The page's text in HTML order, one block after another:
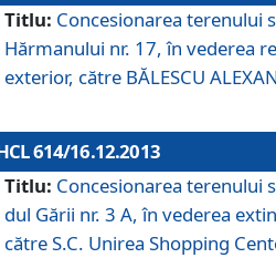
Titlu: Concesionarea terenului
Hărmanului nr. 17, în vederea
exterior, către BĂLESCU
614/16.12.2013
Titlu: Concesionarea terenului
dul Gării nr. 3 A, în vederea
către S.C. Unirea Shopping